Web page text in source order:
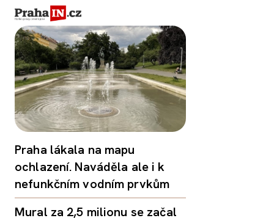
Praha lákala na mapu
ochlazení. Naváděla ale i k
nefunkčním vodním prvkům
Mural za 2,5 milionu se začal